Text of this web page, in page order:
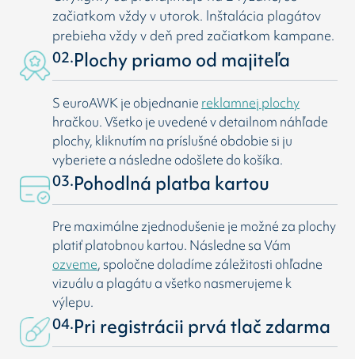
začiatkom vždy v utorok. Inštalácia plagátov
prebieha vždy v deň pred začiatkom kampane.
02.Plochy priamo od majiteľa
S euroAWK je objednanie reklamnej plochy
hračkou. Všetko je uvedené v detailnom náhľade
plochy, kliknutím na príslušné obdobie si ju
vyberiete a následne odošlete do košíka.
03.Pohodlná platba kartou
Pre maximálne zjednodušenie je možné za plochy
platiť platobnou kartou. Následne sa Vám
ozveme, spoločne doladíme záležitosti ohľadne
vizuálu a plagátu a všetko nasmerujeme k
výlepu.
04.Pri registrácii prvá tlač zdarma